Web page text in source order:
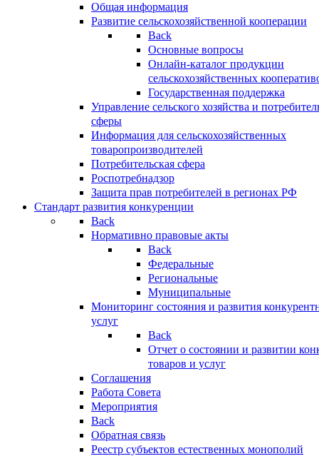
Общая информация
Развитие сельскохозяйственной кооперации
Back
Основные вопросы
Онлайн-каталог продукции
сельскохозяйственных
Государственная поддержка
Управление сельского хозяйства и
сферы
Информация для сельскохозяйственных
товаропроизводителей
Потребительская сфера
Роспотребнадзор
Защита прав потребителей в регионах РФ
Стандарт развития конкуренции
Back
Нормативно правовые акты
Back
Федеральные
Региональные
Муниципальные
Мониторинг состояния и развития
услуг
Back
Отчет о состоянии и развитии
товаров и услуг
Соглашения
Работа Совета
Мероприятия
Back
Обратная связь
Реестр субъектов естественных монополий